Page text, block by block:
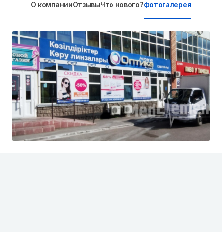
О компанииОтзывыЧто нового?Фотогалерея